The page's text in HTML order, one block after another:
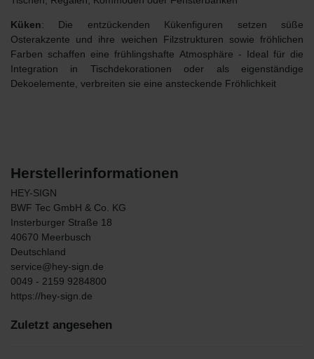
Küken: Die entzückenden Kükenfiguren setzen süße
Osterakzente und ihre weichen Filzstrukturen sowie fröhlichen
Farben schaffen eine frühlingshafte Atmosphäre - Ideal für die
Integration in Tischdekorationen oder als eigenständige
Dekoelemente, verbreiten sie eine ansteckende Fröhlichkeit
Herstellerinformationen
HEY-SIGN
BWF Tec GmbH & Co. KG
Insterburger Straße 18
40670 Meerbusch
Deutschland
service@hey-sign.de
0049 - 2159 9284800
https://hey-sign.de
Zuletzt angesehen